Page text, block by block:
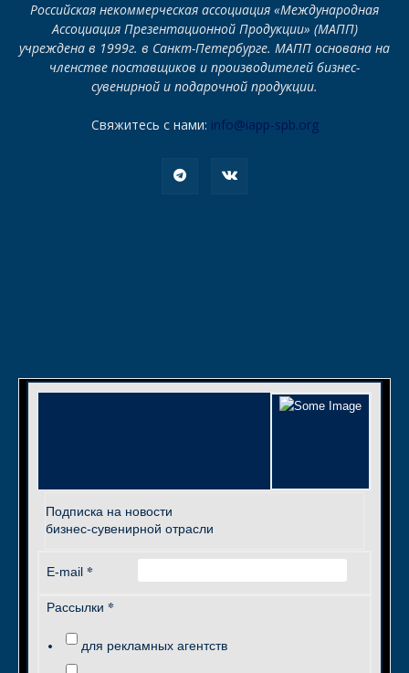
Российская некоммерческая ассоциация «Международная
Ассоциация Презентационной Продукции» (МАПП)
учреждена в 1999г. в Санкт-Петербурге. МАПП основана на
членстве поставщиков и производителей бизнес-
сувенирной и подарочной продукции.
Свяжитесь с нами: info@iapp-spb.org
Подписка на новости
бизнес-сувенирной отрасли
E-mail *
Рассылки *
для рекламных агентств